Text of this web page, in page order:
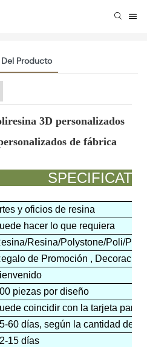
Producto
3D personalizados
de fábrica
y oficios de resina
hacer lo que requiera
Resina/Polystone/Poli/
de Promoción ,
piezas por diseño
coincidir con la tarjeta
60 días, según la cantidad de
15 días